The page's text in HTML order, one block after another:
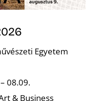
Egyetem
08.09.
& Business